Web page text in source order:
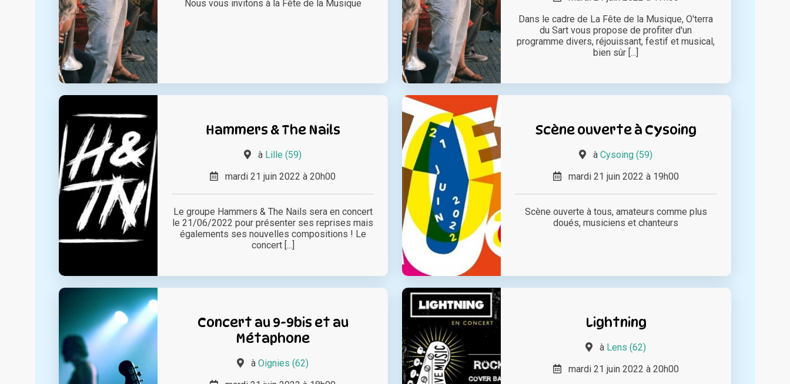
Nous vous invitons à la Fête de la Musique
Dans le cadre de La Fête de la Musique, O'terra
du Sart vous propose de profiter d'un
programme divers, réjouissant, festif et musical,
bien sûr [...]
Hammers & The Nails
à Lille (59)
mardi 21 juin 2022 à 20h00
Le groupe Hammers & The Nails sera en concert
le 21/06/2022 pour présenter ses reprises mais
égalements ses nouvelles compositions ! Le
concert [...]
Scène ouverte à Cysoing
àCysoing (59)
mardi 21 juin 2022 à 19h00
Scène ouverte à tous, amateurs comme plus
doués, musiciens et chanteurs
Concert au 9-9bis et au
Métaphone
àOignies (62)
Lightning
à Lens (62)
mardi 21 juin 2022 à 20h00